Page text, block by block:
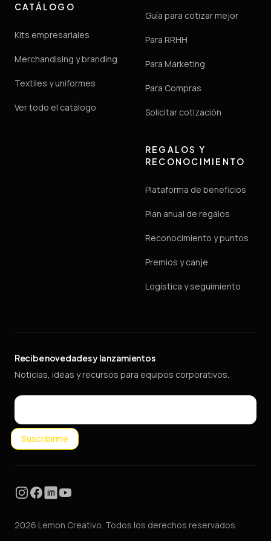
CATÁLOGO
Kits empresariales
Merchandising y branding
Textiles y uniformes
Ver todo el catálogo
Guía para cotizar mejor
Para RRHH
Para Marketing
Para Compras
Solicitar cotización
REGALOS Y
RECONOCIMIENTO
Plataforma de beneficios
Plan anual de regalos
Reconocimiento y puntos
Premios y canje
Logística y seguimiento
Recibe novedades y lanzamientos
Noticias, ideas y recursos para equipos corporativos.
Email
Suscribirme
Instagram
Facebook
LinkedInYouTube
2026 Lemon Creativo. Todos los derechos reservados.